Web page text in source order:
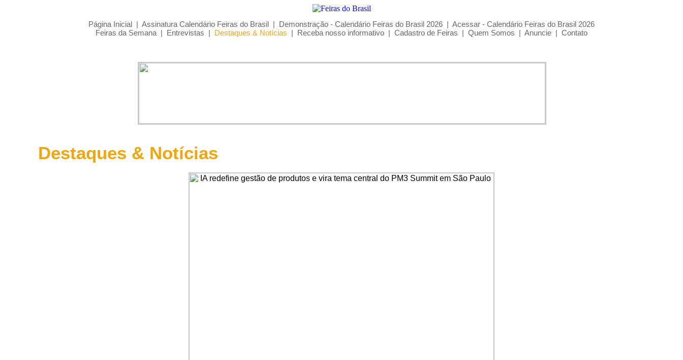
Página Inicial | Assinatura Calendário Feiras do Brasil | Demonstração - Calendário Feiras do Brasil 2026 | Acessar - Calendário Feiras do Brasil 2026
Feiras da Semana | Entrevistas | Destaques & Notícias | Receba nosso informativo | Cadastro de Feiras | Quem Somos | Anuncie | Contato
Destaques & Notícias